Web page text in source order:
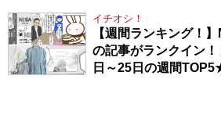
イチオシ！
【週間ランキング！
の記事がランクイン
日～25日の週間